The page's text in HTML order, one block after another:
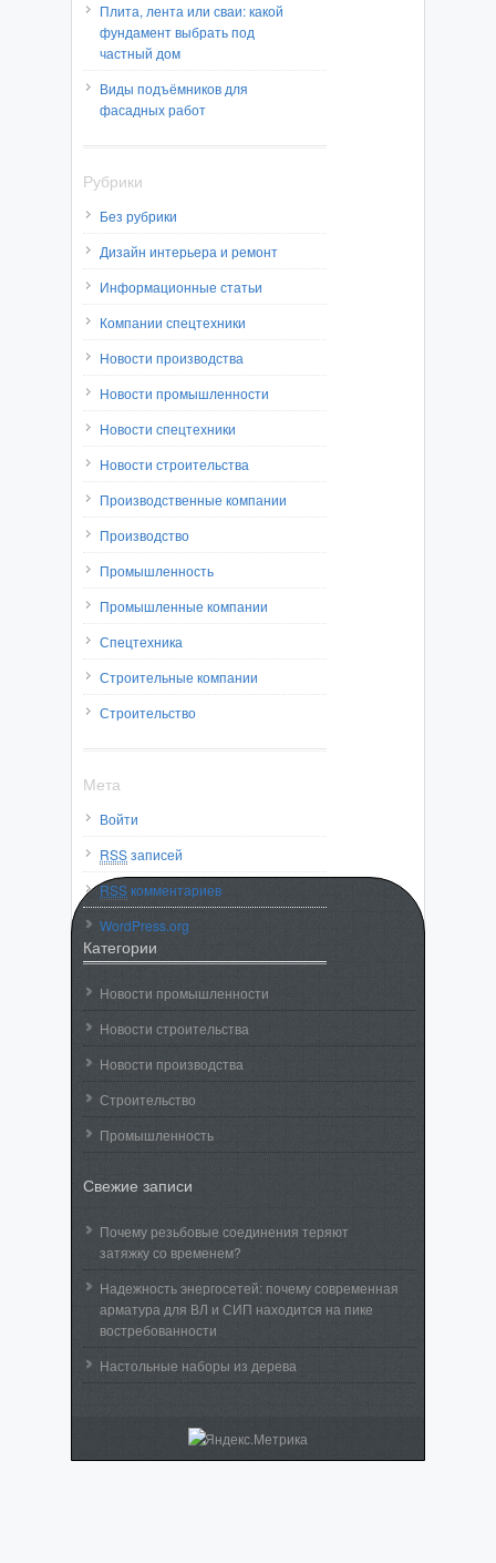
Плита, лента или сваи: какой
фундамент выбрать под
частный дом
Виды подъёмников для
фасадных работ
Рубрики
Без рубрики
Дизайн интерьера и ремонт
Информационные статьи
Компании спецтехники
Новости производства
Новости промышленности
Новости спецтехники
Новости строительства
Производственные компании
Производство
Промышленность
Промышленные компании
Спецтехника
Строительные компании
Строительство
Мета
Войти
RSSзаписей
RSSкомментариев
WordPress.org
Категории
Новости промышленности
Новости строительства
Новости производства
Строительство
Промышленность
Свежие записи
Почему резьбовые соединения теряют
затяжку со временем?
Надежность энергосетей: почему современная
арматура для ВЛ и СИП находится на пике
востребованности
Настольные наборы из дерева